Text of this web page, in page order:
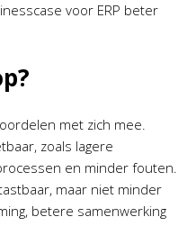
voor ERP beter
met zich mee.
zoals lagere
en minder fouten.
maar niet minder
betere samenwerking